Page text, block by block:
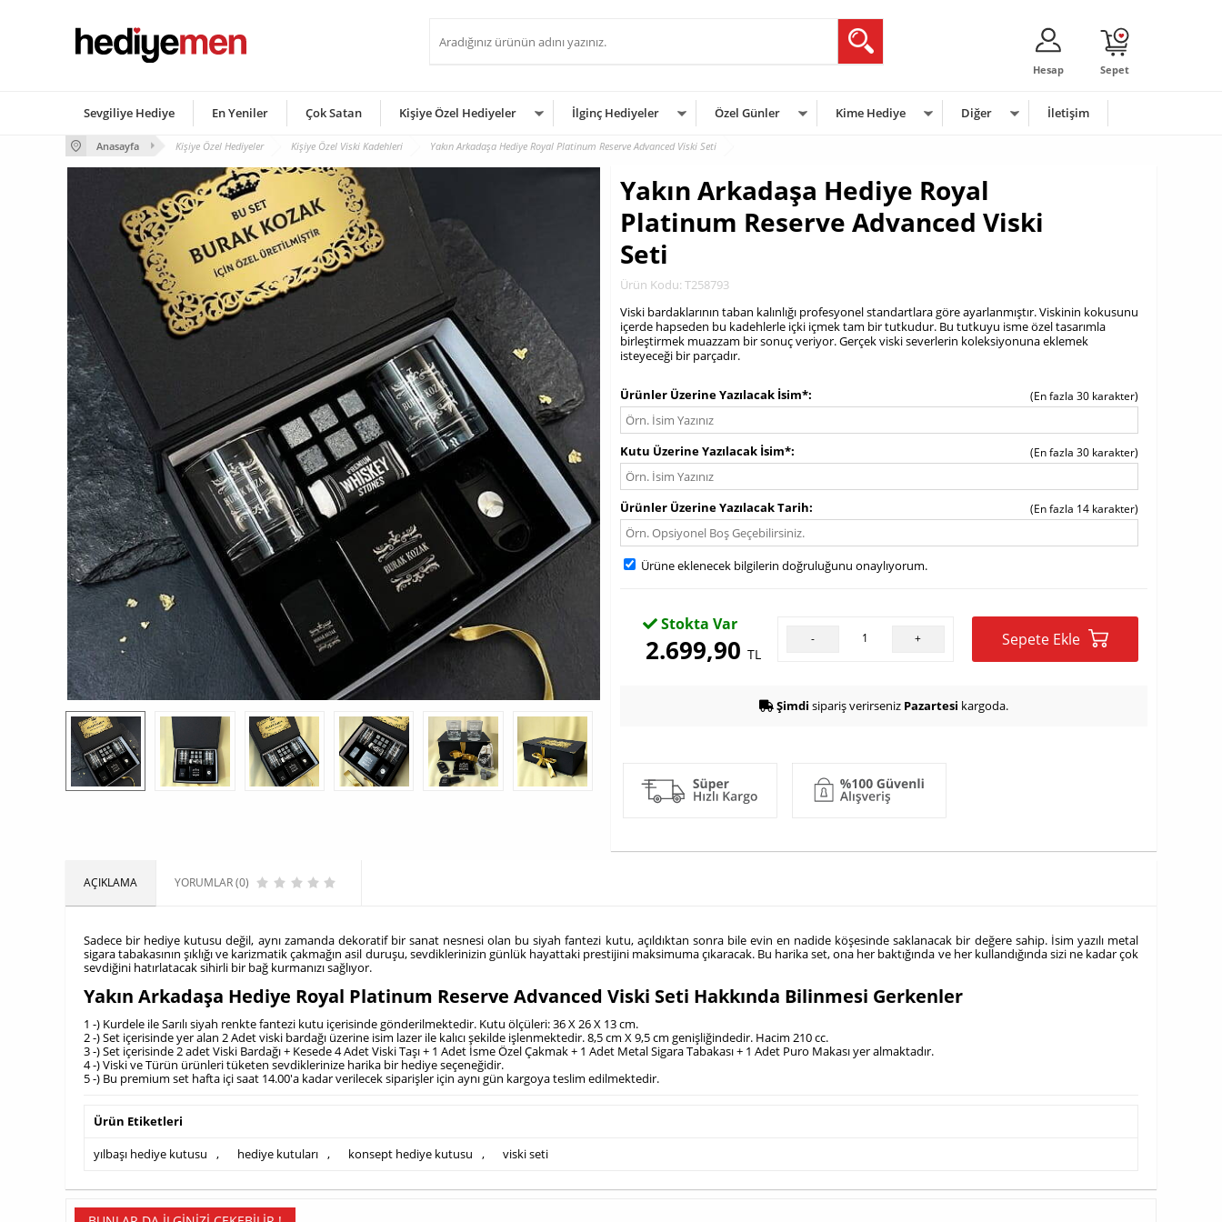
Sepet
Hesap
Sevgiliye Hediye En Yeniler Çok Satan Kişiye Özel Hediyeler İlginç Hediyeler Özel Günler Kime Hediye Diğer İletişim
Anasayfa Kişiye Özel Hediyeler Kişiye Özel Viski Kadehleri Yakın Arkadaşa Hediye Royal Platinum Reserve Advanced Viski Seti
Yakın Arkadaşa Hediye Royal
Platinum Reserve Advanced Viski
Seti
Ürün Kodu: T258793
Viski bardaklarının taban kalınlığı profesyonel standartlara göre ayarlanmıştır. Viskinin kokusunu
içerde hapseden bu kadehlerle içki içmek tam bir tutkudur. Bu tutkuyu isme özel tasarımla
birleştirmek muazzam bir sonuç veriyor. Gerçek viski severlerin koleksiyonuna eklemek
isteyeceği bir parçadır.
Ürünler Üzerine Yazılacak İsim*
(En fazla 30 karakter)
Kutu Üzerine Yazılacak İsim* (En fazla 30 karakter)
Ürünler Üzerine Yazılacak Tarih (En fazla 14 karakter)
Ürüne eklenecek bilgilerin doğruluğunu onaylıyorum.
Stokta Var
2.699,90TL
- + Sepete Ekle
Şimdi sipariş verirseniz Pazartesi kargoda.
AÇIKLAMA YORUMLAR (0)
Sadece bir hediye kutusu değil, aynı zamanda dekoratif bir sanat nesnesi olan bu siyah fantezi kutu, açıldıktan sonra bile evin en nadide köşesinde saklanacak bir değere sahip. İsim yazılı metal
sigara tabakasının şıklığı ve karizmatik çakmağın asil duruşu, sevdiklerinizin günlük hayattaki prestijini maksimuma çıkaracak. Bu harika set, ona her baktığında ve her kullandığında sizi ne kadar çok
sevdiğini hatırlatacak sihirli bir bağ kurmanızı sağlıyor.
Yakın Arkadaşa Hediye Royal Platinum Reserve Advanced Viski Seti Hakkında Bilinmesi Gerkenler
1 -) Kurdele ile Sarılı siyah renkte fantezi kutu içerisinde gönderilmektedir. Kutu ölçüleri: 36 X 26 X 13 cm.
2 -) Set içerisinde yer alan 2 Adet viski bardağı üzerine isim lazer ile kalıcı şekilde işlenmektedir. 8,5 cm X 9,5 cm genişliğindedir. Hacim 210 cc.
3 -) Set içerisinde 2 adet Viski Bardağı + Kesede 4 Adet Viski Taşı + 1 Adet İsme Özel Çakmak + 1 Adet Metal Sigara Tabakası + 1 Adet Puro Makası yer almaktadır.
4 -) Viski ve Türün ürünleri tüketen sevdiklerinize harika bir hediye seçeneğidir.
5 -) Bu premium set hafta içi saat 14.00'a kadar verilecek siparişler için aynı gün kargoya teslim edilmektedir.
Ürün Etiketleri
yılbaşı hediye kutusu
, hediye kutuları , konsept hediye kutusu , viski seti